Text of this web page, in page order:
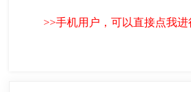
>>手机用户，可以直接点我